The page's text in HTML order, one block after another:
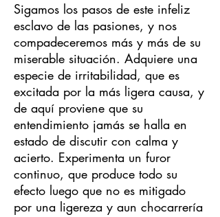
Sigamos los pasos de este infeliz
esclavo de las pasiones, y nos
compadeceremos más y más de su
miserable situación. Adquiere una
especie de irritabilidad, que es
excitada por la más ligera causa, y
de aquí proviene que su
entendimiento jamás se halla en
estado de discutir con calma y
acierto. Experimenta un furor
continuo, que produce todo su
efecto luego que no es mitigado
por una ligereza y aun chocarrería